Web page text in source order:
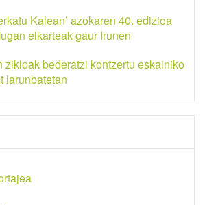
Kalean’ azokaren 40. edizioa
elkarteak gaur Irunen
zikloak bederatzi kontzertu eskainiko
larunbatetan